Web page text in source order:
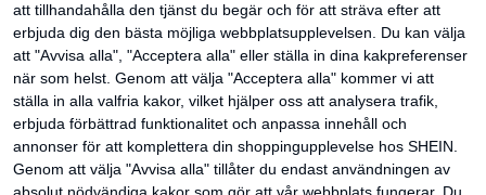
61kr 52 kr 37kr38kr -2%
att tillhandahålla den tjänst du begär och för att sträva efter att
erbjuda dig den bästa möjliga webbplatsupplevelsen. Du kan välja
att "Avvisa alla", "Acceptera alla" eller ställa in dina kakpreferenser
när som helst. Genom att välja "Acceptera alla" kommer vi att
ställa in alla valfria kakor, vilket hjälper oss att analysera trafik,
erbjuda förbättrad funktionalitet och anpassa innehåll och
annonser för att komplettera din shoppingupplevelse hos SHEIN.
Genom att välja "Avvisa alla" tillåter du endast användningen av